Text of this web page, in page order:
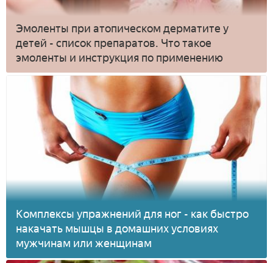
Эмоленты при атопическом дерматите у
детей - список препаратов. Что такое
эмоленты и инструкция по применению
Комплексы упражнений для ног - как быстро
накачать мышцы в домашних условиях
мужчинам или женщинам